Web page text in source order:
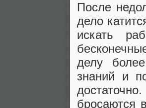
После
дело
искать
делу
знаний и
бросаются